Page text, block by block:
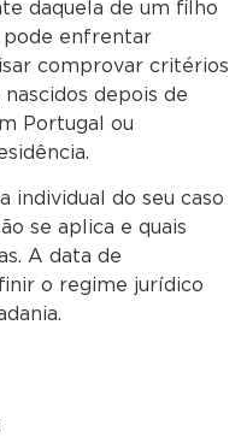
daquela de um filho
pode enfrentar
comprovar critérios
depois de
Portugal ou
individual do seu caso
se aplica e quais
A data de
o regime jurídico